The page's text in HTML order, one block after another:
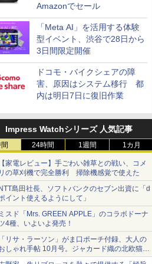
Amazonでセール
「Meta AI」を活用する体験
型イベント、渋谷で28日から
3日間限定開催
ドコモ・バイクシェアの障
害、原因はシステム移行 都
内は明日7日に復旧作業
Impress Watchシリーズ 人気記事
24時間 1週間 1カ月
家電レビュー】手ごわい雑草との戦い、コメ
の草刈機で完全勝利 掃除機感覚で使えた
島田社長、ソフトバンクのセブン出資に「d
イント使えるようにして」
スド「Mrs. GREEN APPLE」のコラボドーナ
4種、いよいよ発売！
リサ・ラーソン」がま口ポーチ付録、大人の
しゃれ手帖 10月号。ジャカード織の北欧猫デ
イン